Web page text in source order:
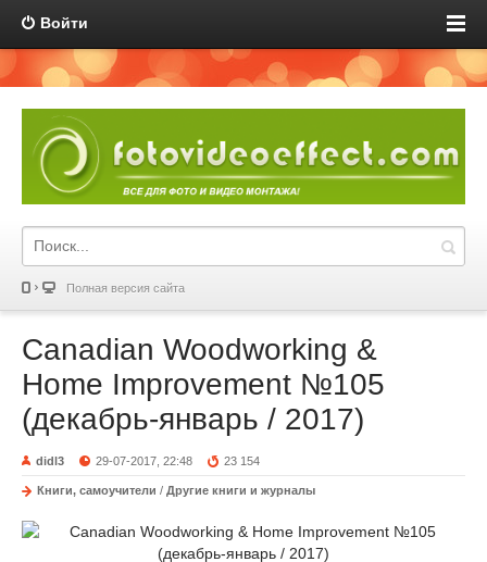
Войти
Полная версия сайта
Canadian Woodworking &
Home Improvement №105
(декабрь-январь / 2017)
didl3 29-07-2017, 22:48 23 154
Книги, самоучители / Другие книги и журналы